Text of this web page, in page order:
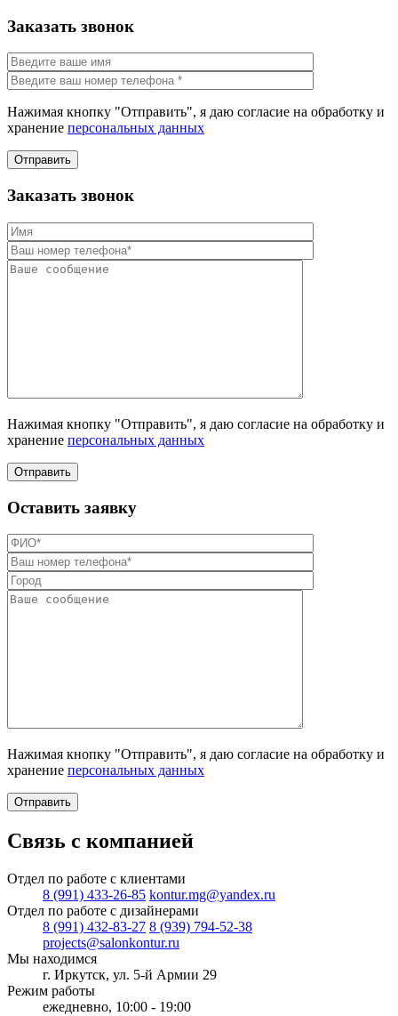
Заказать звонок
Нажимая кнопку "Отправить", я даю согласие на обработку и
хранение персональных данных
Отправить
Заказать звонок
Нажимая кнопку "Отправить", я даю согласие на обработку и
хранение персональных данных
Отправить
Оставить заявку
Нажимая кнопку "Отправить", я даю согласие на обработку и
хранение персональных данных
Отправить
Связь с компанией
Отдел по работе с клиентами
8 (991) 433-26-85 kontur.mg@yandex.ru
Отдел по работе с дизайнерами
8 (991) 432-83-27 8 (939) 794-52-38
projects@salonkontur.ru
Мы находимся
г. Иркутск, ул. 5-й Армии 29
Режим работы
ежедневно, 10:00 - 19:00